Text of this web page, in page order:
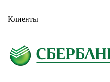
Клиенты